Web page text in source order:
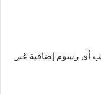
أي رسوم إضافية غير